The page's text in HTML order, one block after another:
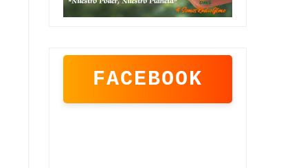
FACEBOOK